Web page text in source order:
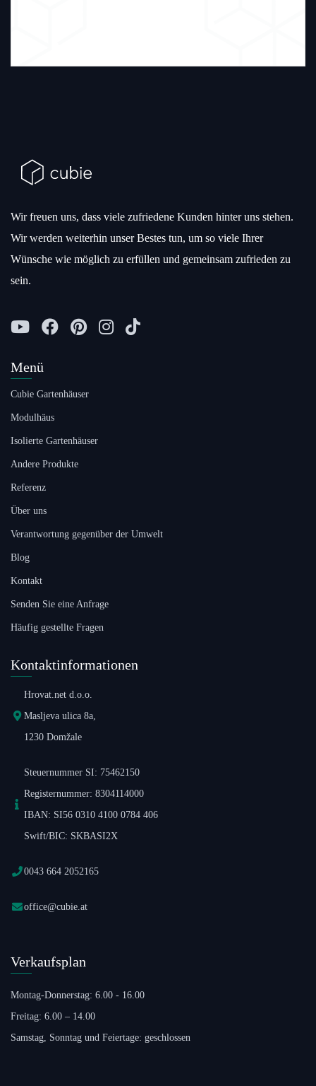
Wir freuen uns, dass viele zufriedene Kunden hinter uns stehen.
Wir werden weiterhin unser Bestes tun, um so viele Ihrer
Wünsche wie möglich zu erfüllen und gemeinsam zufrieden zu
sein.
Menü
Cubie Gartenhäuser
Modulhäus
Isolierte Gartenhäuser
Andere Produkte
Referenz
Über uns
Verantwortung gegenüber der Umwelt
Blog
Kontakt
Senden Sie eine Anfrage
Häufig gestellte Fragen
Kontaktinformationen
Hrovat.net d.o.o.
Masljeva ulica 8a,
1230 Domžale
Steuernummer SI: 75462150
Registernummer: 8304114000
IBAN: SI56 0310 4100 0784 406
Swift/BIC: SKBASI2X
0043 664 2052165
office@cubie.at
Verkaufsplan
Montag-Donnerstag: 6.00 - 16.00
Freitag: 6.00 – 14.00
Samstag, Sonntag und Feiertage: geschlossen